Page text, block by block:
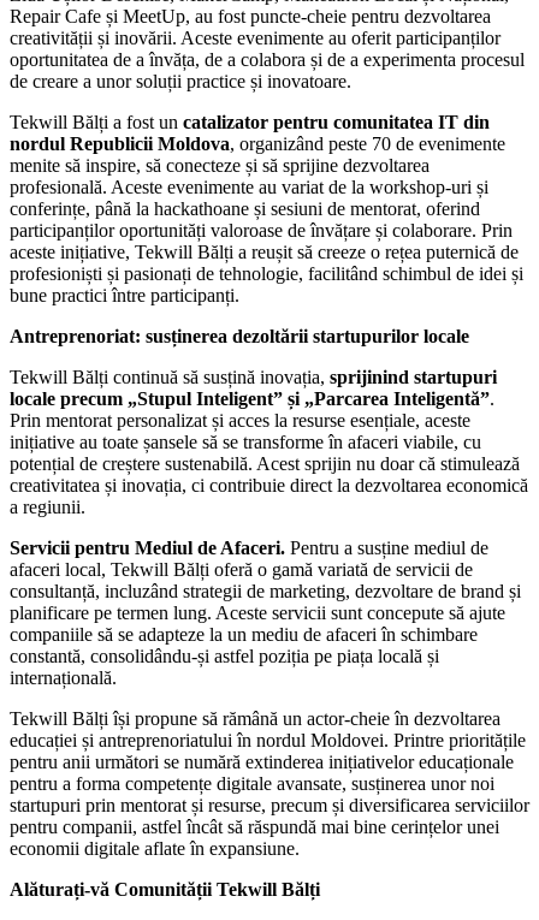
Repair Cafe și MeetUp, au fost puncte-cheie pentru dezvoltarea
creativității și inovării. Aceste evenimente au oferit participanților
oportunitatea de a învăța, de a colabora și de a experimenta procesul
de creare a unor soluții practice și inovatoare.
Tekwill Bălți a fost un catalizator pentru comunitatea IT din
nordul Republicii Moldova, organizând peste 70 de evenimente
menite să inspire, să conecteze și să sprijine dezvoltarea
profesională. Aceste evenimente au variat de la workshop-uri și
conferințe, până la hackathoane și sesiuni de mentorat, oferind
participanților oportunități valoroase de învățare și colaborare. Prin
aceste inițiative, Tekwill Bălți a reușit să creeze o rețea puternică de
profesioniști și pasionați de tehnologie, facilitând schimbul de idei și
bune practici între participanți.
Antreprenoriat: susținerea dezoltării startupurilor locale
Tekwill Bălți continuă să susțină inovația, sprijinind startupuri
locale precum „Stupul Inteligent” și „Parcarea Inteligentă”.
Prin mentorat personalizat și acces la resurse esențiale, aceste
inițiative au toate șansele să se transforme în afaceri viabile, cu
potențial de creștere sustenabilă. Acest sprijin nu doar că stimulează
creativitatea și inovația, ci contribuie direct la dezvoltarea economică
a regiunii.
Servicii pentru Mediul de Afaceri. Pentru a susține mediul de
afaceri local, Tekwill Bălți oferă o gamă variată de servicii de
consultanță, incluzând strategii de marketing, dezvoltare de brand și
planificare pe termen lung. Aceste servicii sunt concepute să ajute
companiile să se adapteze la un mediu de afaceri în schimbare
constantă, consolidându-și astfel poziția pe piața locală și
internațională.
Tekwill Bălți își propune să rămână un actor-cheie în dezvoltarea
educației și antreprenoriatului în nordul Moldovei. Printre prioritățile
pentru anii următori se numără extinderea inițiativelor educaționale
pentru a forma competențe digitale avansate, susținerea unor noi
startupuri prin mentorat și resurse, precum și diversificarea serviciilor
pentru companii, astfel încât să răspundă mai bine cerințelor unei
economii digitale aflate în expansiune.
Alăturați-vă Comunității Tekwill Bălți